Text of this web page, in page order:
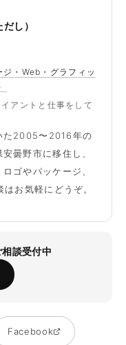
た2005〜2016年の
曇野市に移住し、
ゴやパッケージ、
お気軽にどうぞ。
し）
・Web・グラフィッ
アントと仕事をして
談受付中
Facebook